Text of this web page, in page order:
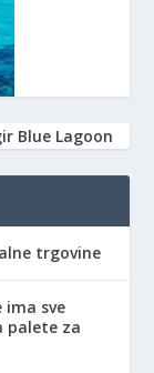
Blue Lagoon
trgovine
ima sve
palete za